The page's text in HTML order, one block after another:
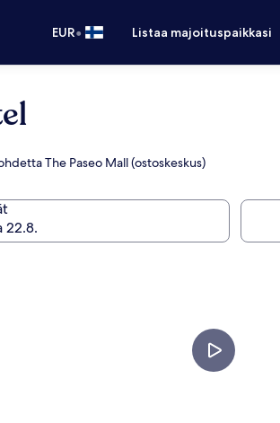
EUR• Listaa majoituspaikkasi
The Paseo Mall (ostoskeskus)